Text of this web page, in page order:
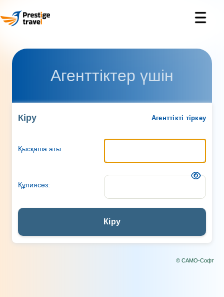
Агенттіктер үшін
Кіру Агенттікті тіркеу
Қысқаша аты:
Құпиясөз:
Кіру
© САМО-Софт